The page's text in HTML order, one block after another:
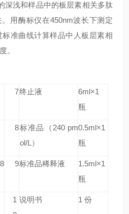
深浅和样品中的板层素相关多肽
用酶标仪在450nm波长下测定
准曲线计算样品中人板层素相
。
7终止液
6ml×1
瓶
8标准品
（240 pm
ol/L）
0.5ml×1
瓶
9标准品稀释液
1.5ml×1
瓶
1 说明书 1 份